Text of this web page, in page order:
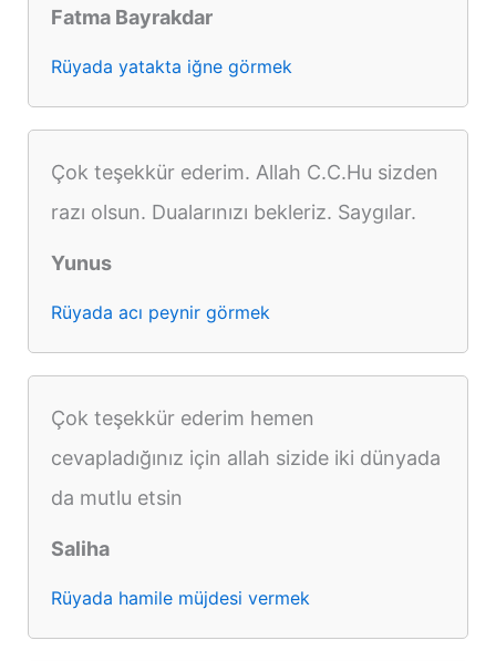
Fatma Bayrakdar
Rüyada yatakta iğne görmek
Çok teşekkür ederim. Allah C.C.Hu sizden
razı olsun. Dualarınızı bekleriz. Saygılar.
Yunus
Rüyada acı peynir görmek
Çok teşekkür ederim hemen
cevapladığınız için allah sizide iki dünyada
da mutlu etsin
Saliha
Rüyada hamile müjdesi vermek